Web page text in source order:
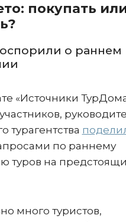
покупать
о раннем
«Источники
турагентства
по раннему
туров на
много туристов,